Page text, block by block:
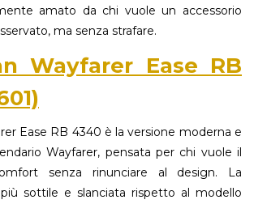
amato da chi vuole un accessorio
ma senza strafare.
Wayfarer Ease RB
Ease RB 4340 è la versione moderna e
Wayfarer, pensata per chi vuole il
senza rinunciare al design. La
sottile e slanciata rispetto al modello